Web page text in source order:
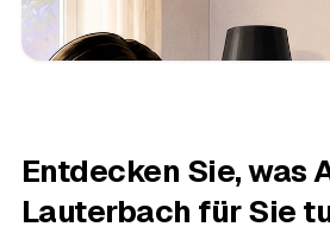
Entdecken Sie, was
Lauterbach für Sie